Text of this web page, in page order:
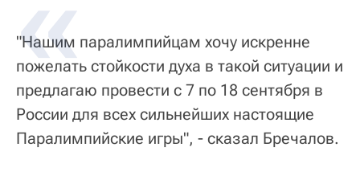
"Нашим паралимпийцам хочу искренне
пожелать стойкости духа в такой ситуации и
предлагаю провести с 7 по 18 сентября в
России для всех сильнейших настоящие
Паралимпийские игры", - сказал Бречалов.